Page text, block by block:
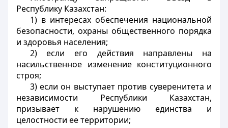
Республику Казахстан:
1) в интересах обеспечения национальной
безопасности, охраны общественного порядка
и здоровья населения;
2) если его действия направлены на
насильственное изменение конституционного
строя;
3) если он выступает против суверенитета и
независимости Республики Казахстан,
призывает к нарушению единства и
целостности ее территории;